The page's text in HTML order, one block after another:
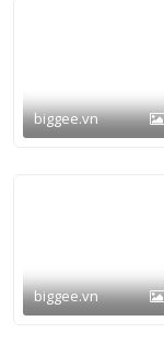
biggee.vn
biggee.vn